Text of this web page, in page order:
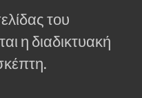
του
η διαδικτυακή